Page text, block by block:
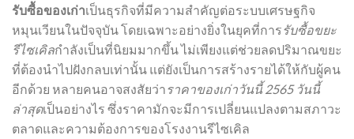
รับซื้อของเก่าเป็นธุรกิจที่มีความสำคัญต่อระบบเศรษฐกิจ
หมุนเวียนในปัจจุบัน โดยเฉพาะอย่างยิ่งในยุคที่การรับซื้อขยะ
รีไซเคิลกำลังเป็นที่นิยมมากขึ้น ไม่เพียงแต่ช่วยลดปริมาณขยะ
ที่ต้องนำไปฝังกลบเท่านั้น แต่ยังเป็นการสร้างรายได้ให้กับผู้คน
อีกด้วย หลายคนอาจสงสัยว่าราคาของเก่าวันนี้ 2565 วันนี้
ล่าสุดเป็นอย่างไร ซึ่งราคามักจะมีการเปลี่ยนแปลงตามสภาวะ
ตลาดและความต้องการของโรงงานรีไซเคิล